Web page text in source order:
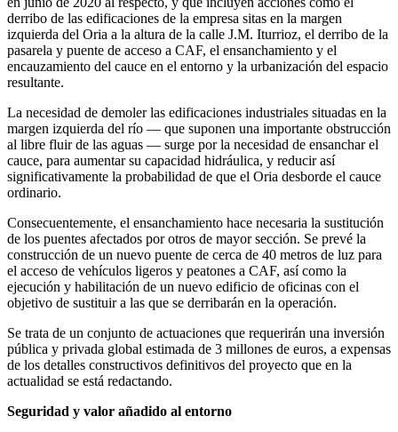
derribo de las edificaciones de la empresa sitas en la margen
izquierda del Oria a la altura de la calle J.M. Iturrioz, el derribo de la
pasarela y puente de acceso a CAF, el ensanchamiento y el
encauzamiento del cauce en el entorno y la urbanización del espacio
resultante.
La necesidad de demoler las edificaciones industriales situadas en la
margen izquierda del río — que suponen una importante obstrucción
al libre fluir de las aguas — surge por la necesidad de ensanchar el
cauce, para aumentar su capacidad hidráulica, y reducir así
significativamente la probabilidad de que el Oria desborde el cauce
ordinario.
Consecuentemente, el ensanchamiento hace necesaria la sustitución
de los puentes afectados por otros de mayor sección. Se prevé la
construcción de un nuevo puente de cerca de 40 metros de luz para
el acceso de vehículos ligeros y peatones a CAF, así como la
ejecución y habilitación de un nuevo edificio de oficinas con el
objetivo de sustituir a las que se derribarán en la operación.
Se trata de un conjunto de actuaciones que requerirán una inversión
pública y privada global estimada de 3 millones de euros, a expensas
de los detalles constructivos definitivos del proyecto que en la
actualidad se está redactando.
Seguridad y valor añadido al entorno